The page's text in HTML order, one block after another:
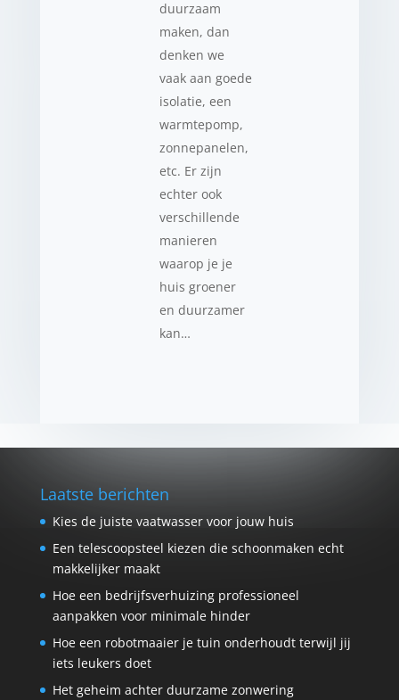
duurzaam
maken, dan
denken we
vaak aan goede
isolatie, een
warmtepomp,
zonnepanelen,
etc. Er zijn
echter ook
verschillende
manieren
waarop je je
huis groener
en duurzamer
kan…
Laatste berichten
Kies de juiste vaatwasser voor jouw huis
Een telescoopsteel kiezen die schoonmaken echt
makkelijker maakt
Hoe een bedrijfsverhuizing professioneel
aanpakken voor minimale hinder
Hoe een robotmaaier je tuin onderhoudt terwijl jij
iets leukers doet
Het geheim achter duurzame zonwering